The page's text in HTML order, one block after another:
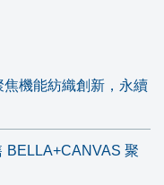
機能紡織創新，永續
BELLA+CANVAS 聚